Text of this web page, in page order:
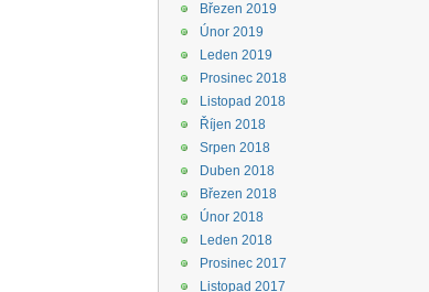
Březen 2019
Únor 2019
Leden 2019
Prosinec 2018
Listopad 2018
Říjen 2018
Srpen 2018
Duben 2018
Březen 2018
Únor 2018
Leden 2018
Prosinec 2017
Listopad 2017